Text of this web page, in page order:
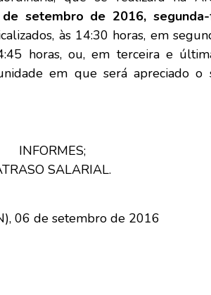
setembro de 2016,
às 14:30 horas, em
horas, ou, em terceira e
em que será apreciado o
INFORMES;
SALARIAL.
06 de setembro de 2016